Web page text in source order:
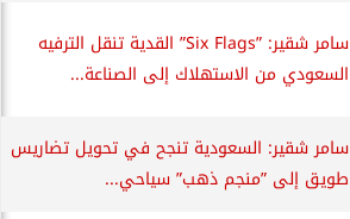
سامر شقير: ”Six Flags” القدية تنقل الترفيه
السعودي من الاستهلاك إلى الصناعة...
سامر شقير: السعودية تنجح في تحويل تضاريس
طويق إلى ”منجم ذهب” سياحي...